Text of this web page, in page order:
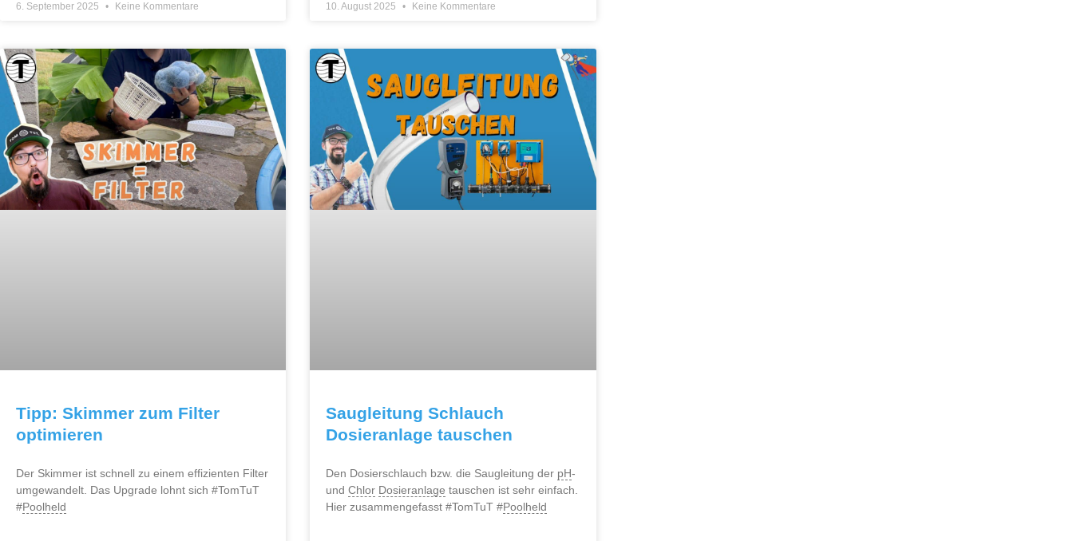
6. September 2025 Keine Kommentare 10. August 2025 Keine Kommentare
Tipp: Skimmer zum Filter
optimieren
Der Skimmer ist schnell zu einem effizienten Filter
umgewandelt. Das Upgrade lohnt sich #TomTuT
#Poolheld
Saugleitung Schlauch
Dosieranlage tauschen
Den Dosierschlauch bzw. die Saugleitung der pH-
undChlor Dosieranlage tauschen ist sehr einfach.
Hier zusammengefasst #TomTuT #Poolheld